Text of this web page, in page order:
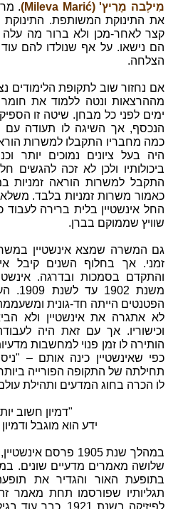
מִילֶבה מָרִיץ' (Mileva Marić)
.
את התינוקת המשותפת. התינוקת
קצר לאחר-מכן ולא ברור מה עלה
הם נישאו. על אף שנולדו להם עוד
הצלחה.
אם נחזור שוב לתקופת הלימודים
מההרצאות ונטה ללמוד את
ימים לפני כל מבחן. שיטה זו
הנכסף, אך השיגה לו תעודה עם
כמה מחבריו התקבלו למשרות
היה בעל ציונים נמוכים יותר
ביכולותיו ולכן לא זכה להגשים
התקבל למשרות הוראה זמניות
כאמור משרות זמניות בלבד.
החל אינשטיין בלית ברירה
שוויץ שממוקם בברן.
גם המשרה שמצא אינשטיין
זמני. אך בחלוף השנים קיבל
והתקדם בסמכות ובדרגה.
משנת
הפטנטים הייתה חד-גונית
לא אתגרה את אינשטיין ולא
וכישוריו. אך עם זאת היה
הותירה לו זמן פנוי למחשבות
כפי שאינשטיין כינה אותם –
תחילתה של התקופה הפורייה
לו הכרה בחוג המדעים ותהילת
"דמיון חשוב
ידע הוא מוגבל
במהלך שנת 1905
שלושה מאמרים מדעיים שונים.
בתופעת האור והגדיר את
תגליותיו שפורסמו תחת מאמר